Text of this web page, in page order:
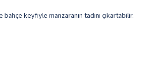
keyfiyle manzaranın tadını çıkartabilir.